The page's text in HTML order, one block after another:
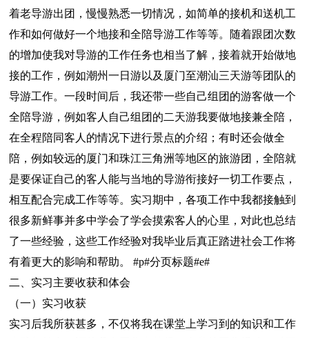
着老导游出团，慢慢熟悉一切情况，如简单的接机和送机工
作和如何做好一个地接和全陪导游工作等等。随着跟团次数
的增加使我对导游的工作任务也相当了解，接着就开始做地
接的工作，例如潮州一日游以及厦门至潮汕三天游等团队的
导游工作。一段时间后，我还带一些自己组团的游客做一个
全陪导游，例如客人自己组团的二天游我要做地接兼全陪，
在全程陪同客人的情况下进行景点的介绍；有时还会做全
陪，例如较远的厦门和珠江三角洲等地区的旅游团，全陪就
是要保证自己的客人能与当地的导游衔接好一切工作要点，
相互配合完成工作等等。实习期中，各项工作中我都接触到
很多新鲜事并多中学会了学会摸索客人的心里，对此也总结
了一些经验，这些工作经验对我毕业后真正踏进社会工作将
有着更大的影响和帮助。 #p#分页标题#e#
二、实习主要收获和体会
（一）实习收获
实习后我所获甚多，不仅将我在课堂上学习到的知识和工作